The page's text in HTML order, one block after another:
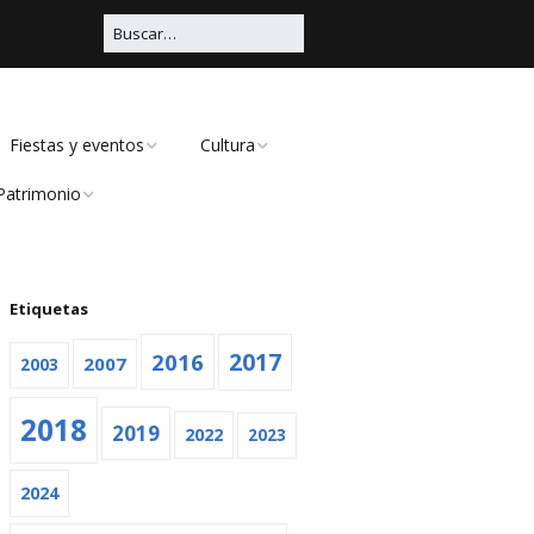
Fiestas y eventos
Carnaval
Feria
Navidad
Otras
Cultura
Religioso
Etiquetas
2003 2007 2016 2017
2018 2019 2022 2023
2024